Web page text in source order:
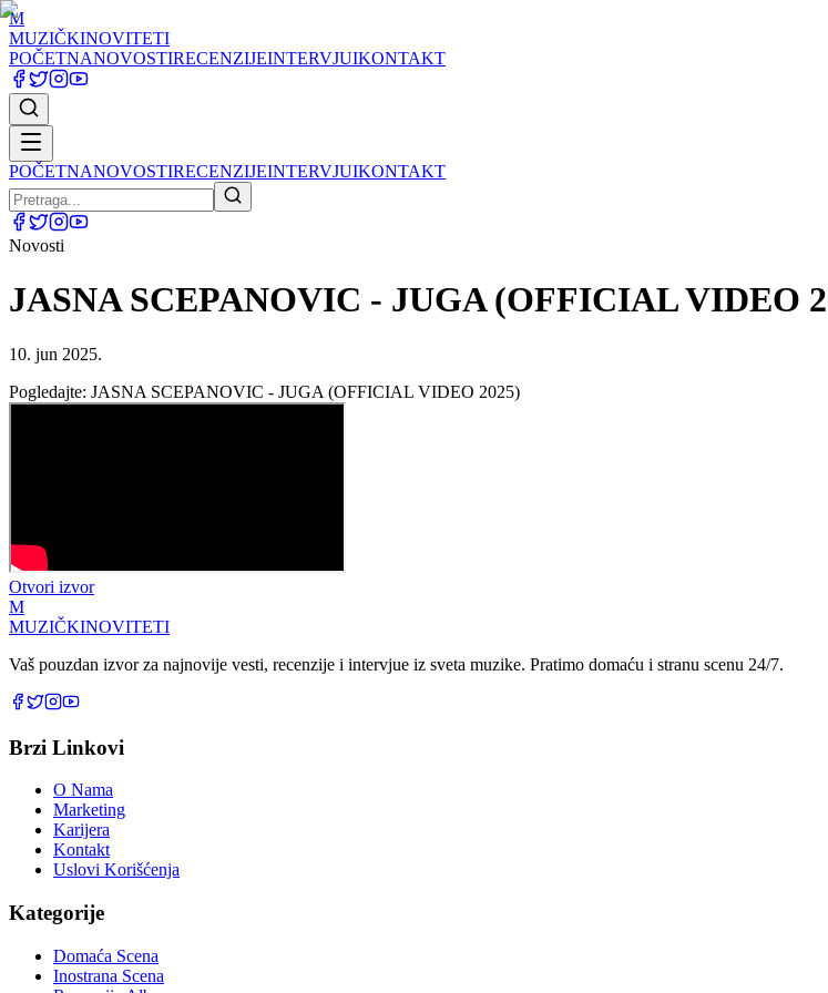
M
MUZIČKINOVITETI
POČETNANOVOSTIRECENZIJEINTERVJUIKONTAKT
POČETNANOVOSTIRECENZIJEINTERVJUIKONTAKT
Novosti
JASNA SCEPANOVIC - JUGA (OFFICIAL VIDEO
10. jun 2025.
Pogledajte: JASNA SCEPANOVIC - JUGA (OFFICIAL VIDEO 2025)
Otvori izvor
M
MUZIČKINOVITETI
Vaš pouzdan izvor za najnovije vesti, recenzije i intervjue iz sveta muzike. Pratimo domaću i stranu scenu 24/7.
Brzi Linkovi
O Nama
Marketing
Karijera
Kontakt
Uslovi Korišćenja
Kategorije
Domaća Scena
Inostrana Scena